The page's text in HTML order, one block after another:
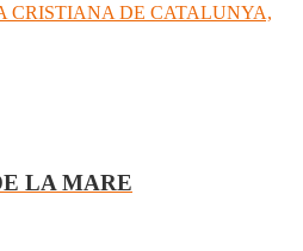
CRISTIANA DE CATALUNYA,
LA MARE